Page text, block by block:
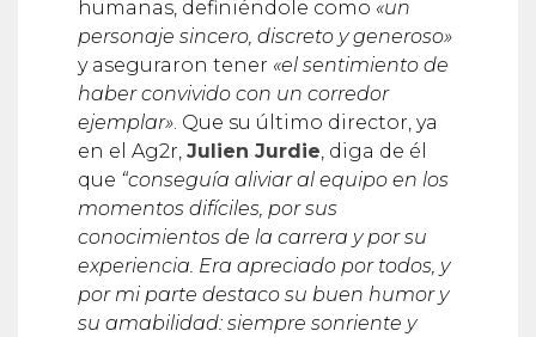
personaje sincero, discreto y generoso»
y aseguraron tener«el sentimiento de
haber convivido con un corredor
ejemplar». Que su último director, ya
en el Ag2r,Julien Jurdie, diga de él
que“conseguía aliviar al equipo en los
momentos difíciles, por sus
conocimientos de la carrera y por su
experiencia. Era apreciado por todos, y
por mi parte destaco su buen humor y
su amabilidad: siempre sonriente y
jamás una palabra más alta que otra”